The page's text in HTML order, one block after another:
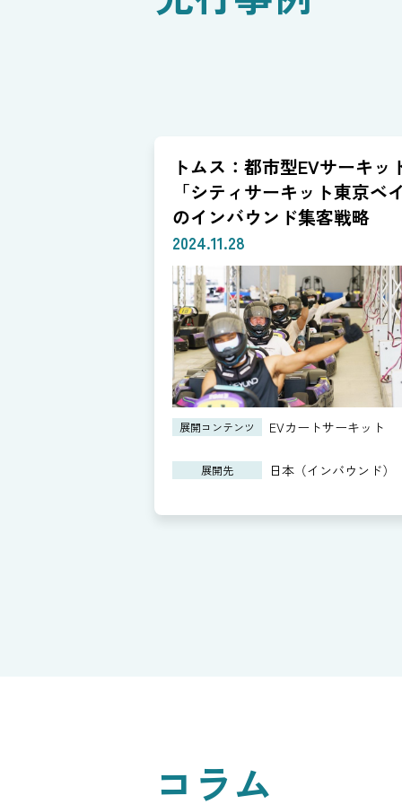
トムス：都市型EVサーキッ
「シティサーキット東京ベ
のインバウンド集客戦略
2024.11.28
展開コンテンツ EVカートサーキット
展開先 日本（インバウンド）
コラム